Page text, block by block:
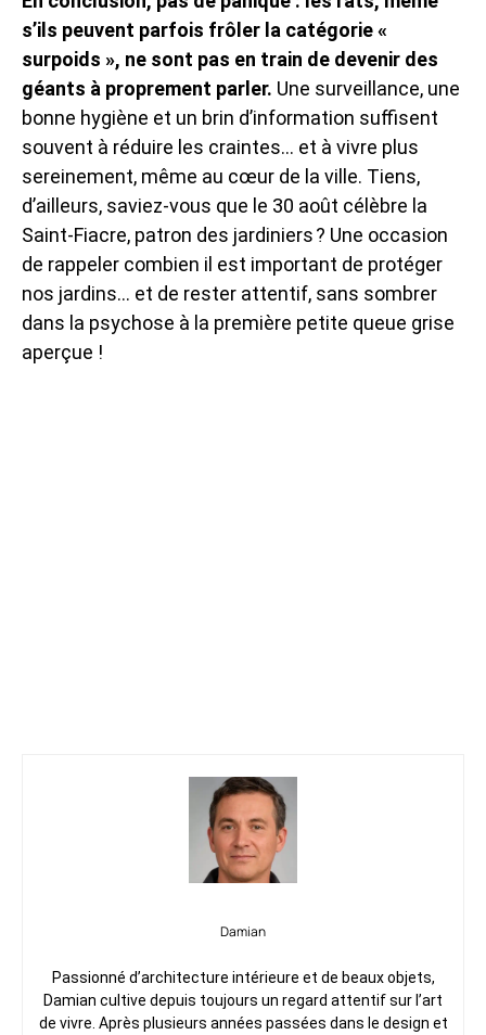
s’ils peuvent parfois frôler la catégorie «
surpoids », ne sont pas en train de devenir des
géants à proprement parler. Une surveillance, une
bonne hygiène et un brin d’information suffisent
souvent à réduire les craintes… et à vivre plus
sereinement, même au cœur de la ville. Tiens,
d’ailleurs, saviez-vous que le 30 août célèbre la
Saint-Fiacre, patron des jardiniers ? Une occasion
de rappeler combien il est important de protéger
nos jardins… et de rester attentif, sans sombrer
dans la psychose à la première petite queue grise
aperçue !
Damian
Passionné d’architecture intérieure et de beaux objets,
Damian cultive depuis toujours un regard attentif sur l’art
de vivre. Après plusieurs années passées dans le design et